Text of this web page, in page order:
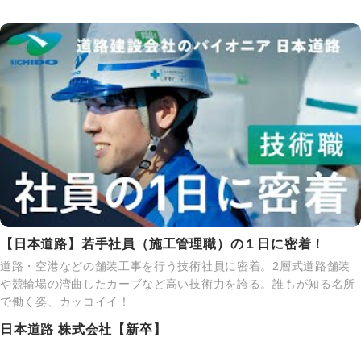
【日本道路】若手社員（施工管理職）の１日に密着！
道路・空港などの舗装工事を行う技術社員に密着。2層式道路舗装
や競輪場の湾曲したカーブなど高い技術力を誇る。誰もが知る名所
で働く姿、カッコイイ！
日本道路 株式会社【新卒】